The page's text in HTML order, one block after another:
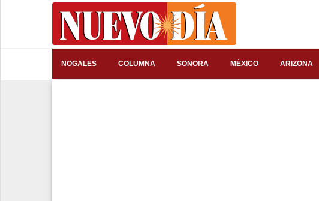
NOGALES COLUMNA SONORA MÉXICO ARIZONA